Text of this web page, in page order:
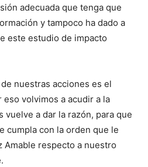
adecuada que tenga que
y tampoco ha dado a
este estudio de impacto
nuestras acciones es el
volvimos a acudir a la
vuelve a dar la razón, para que
cumpla con la orden que le
Amable respecto a nuestro